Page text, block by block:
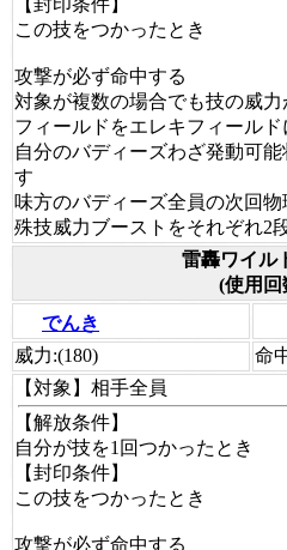
【封印条件】
この技をつかったとき
攻撃が必ず命中する
対象が複数の場合でも技の威
フィールドをエレキフィールド
自分のバディーズわざ発動可
す
味方のバディーズ全員の次回
殊技威力ブーストをそれぞれ2
雷轟ワイル
(使用回
でんき
威力:(180) 命
【対象】 相手全員
【解放条件】
自分が技を1回つかったとき
【封印条件】
この技をつかったとき
攻撃が必ず命中する